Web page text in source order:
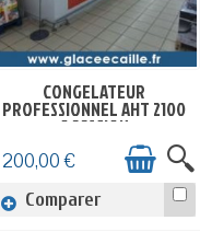
EN STOCK
CONGELATEUR
PROFESSIONNEL AHT 2100
OCCASION
200,00 €
Comparer